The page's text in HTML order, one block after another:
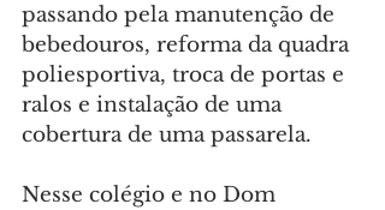
passando pela manutenção de
bebedouros, reforma da quadra
poliesportiva, troca de portas e
ralos e instalação de uma
cobertura de uma passarela.
Nesse colégio e no Dom